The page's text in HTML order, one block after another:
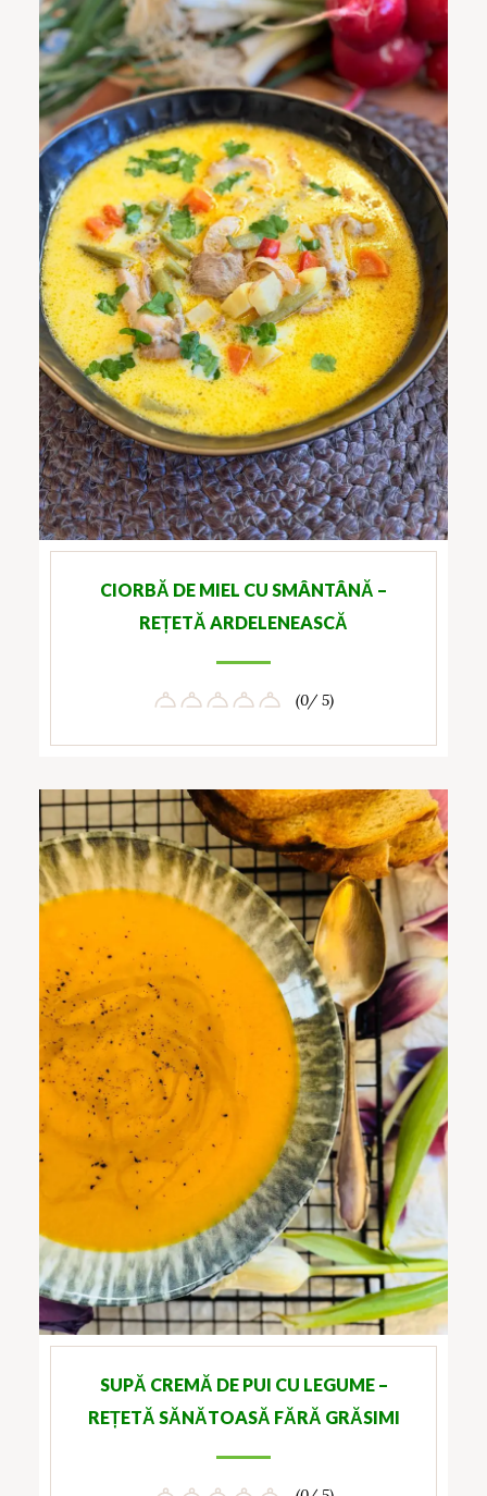
CIORBĂ DE MIEL CU SMÂNTÂNĂ –
REȚETĂ ARDELENEASCĂ
(0/ 5)
SUPĂ CREMĂ DE PUI CU LEGUME –
REȚETĂ SĂNĂTOASĂ FĂRĂ GRĂSIMI